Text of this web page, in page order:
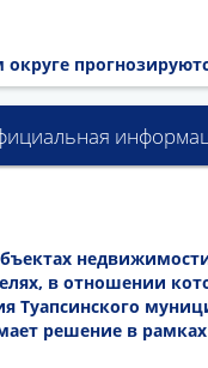
округе
в отношении
Туапсинского
решение в